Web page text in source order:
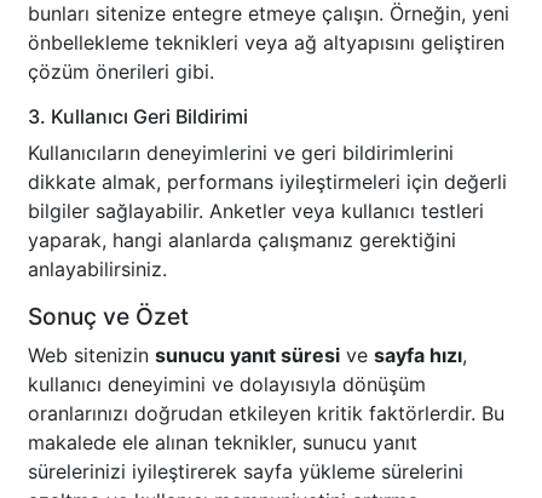
bunları sitenize entegre etmeye çalışın. Örneğin, yeni
önbellekleme teknikleri veya ağ altyapısını geliştiren
çözüm önerileri gibi.
3. Kullanıcı Geri Bildirimi
Kullanıcıların deneyimlerini ve geri bildirimlerini
dikkate almak, performans iyileştirmeleri için değerli
bilgiler sağlayabilir. Anketler veya kullanıcı testleri
yaparak, hangi alanlarda çalışmanız gerektiğini
anlayabilirsiniz.
Sonuç ve Özet
Web sitenizin sunucu yanıt süresi ve sayfa hızı,
kullanıcı deneyimini ve dolayısıyla dönüşüm
oranlarınızı doğrudan etkileyen kritik faktörlerdir. Bu
makalede ele alınan teknikler, sunucu yanıt
sürelerinizi iyileştirerek sayfa yükleme sürelerini